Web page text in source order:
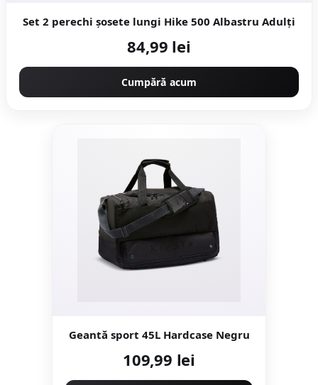
Set 2 perechi șosete lungi Hike 500 Albastru Adulți
84,99 lei
Cumpără acum
Geantă sport 45L Hardcase Negru
109,99 lei